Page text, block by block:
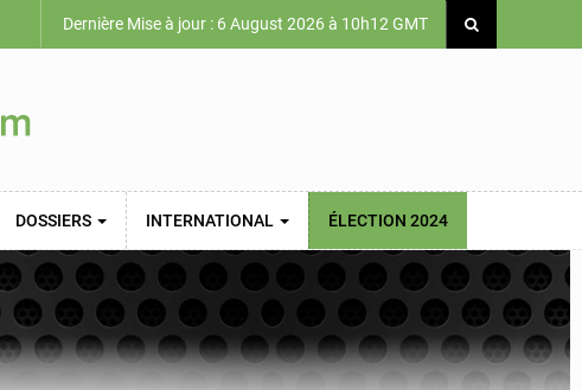
Dernière Mise à jour : 6 August 2026 à 10h12 GMT
DOSSIERS INTERNATIONAL ÉLECTION 2024